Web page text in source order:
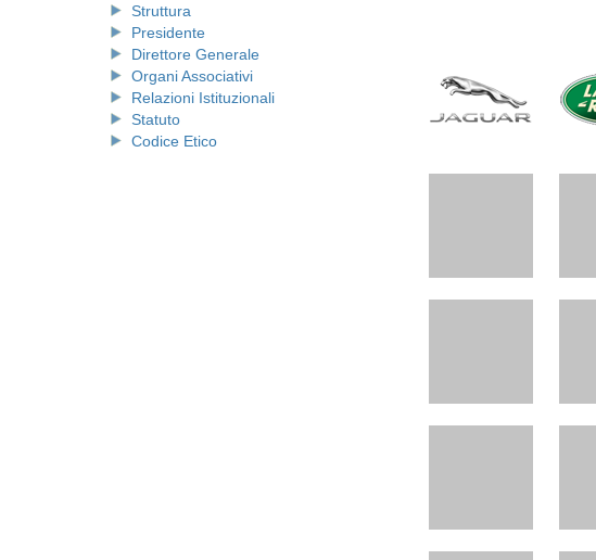
Struttura
Presidente
Direttore Generale
Organi Associativi
Relazioni Istituzionali
Statuto
Codice Etico